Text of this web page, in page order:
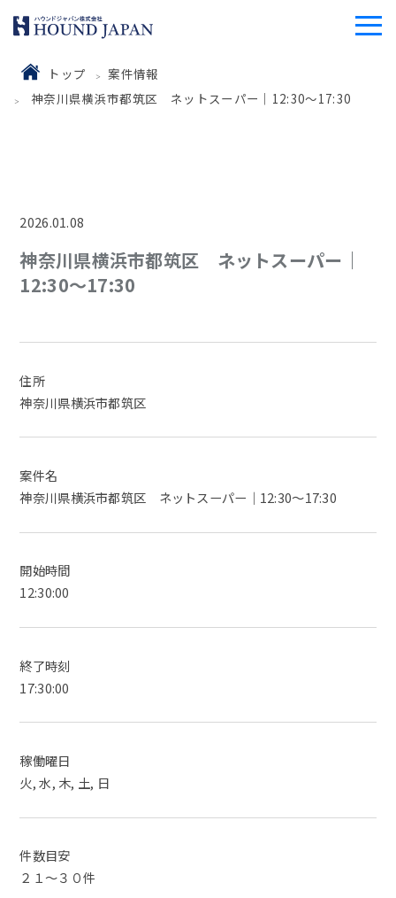
トップ
案件情報
神奈川県横浜市都筑区 ネットスーパー｜12:30～17:30
2026.01.08
神奈川県横浜市都筑区 ネットスーパー｜
12:30～17:30
住所
神奈川県横浜市都筑区
案件名
神奈川県横浜市都筑区 ネットスーパー｜12:30～17:30
開始時間
12:30:00
終了時刻
17:30:00
稼働曜日
火, 水, 木, 土, 日
件数目安
２１～３０件